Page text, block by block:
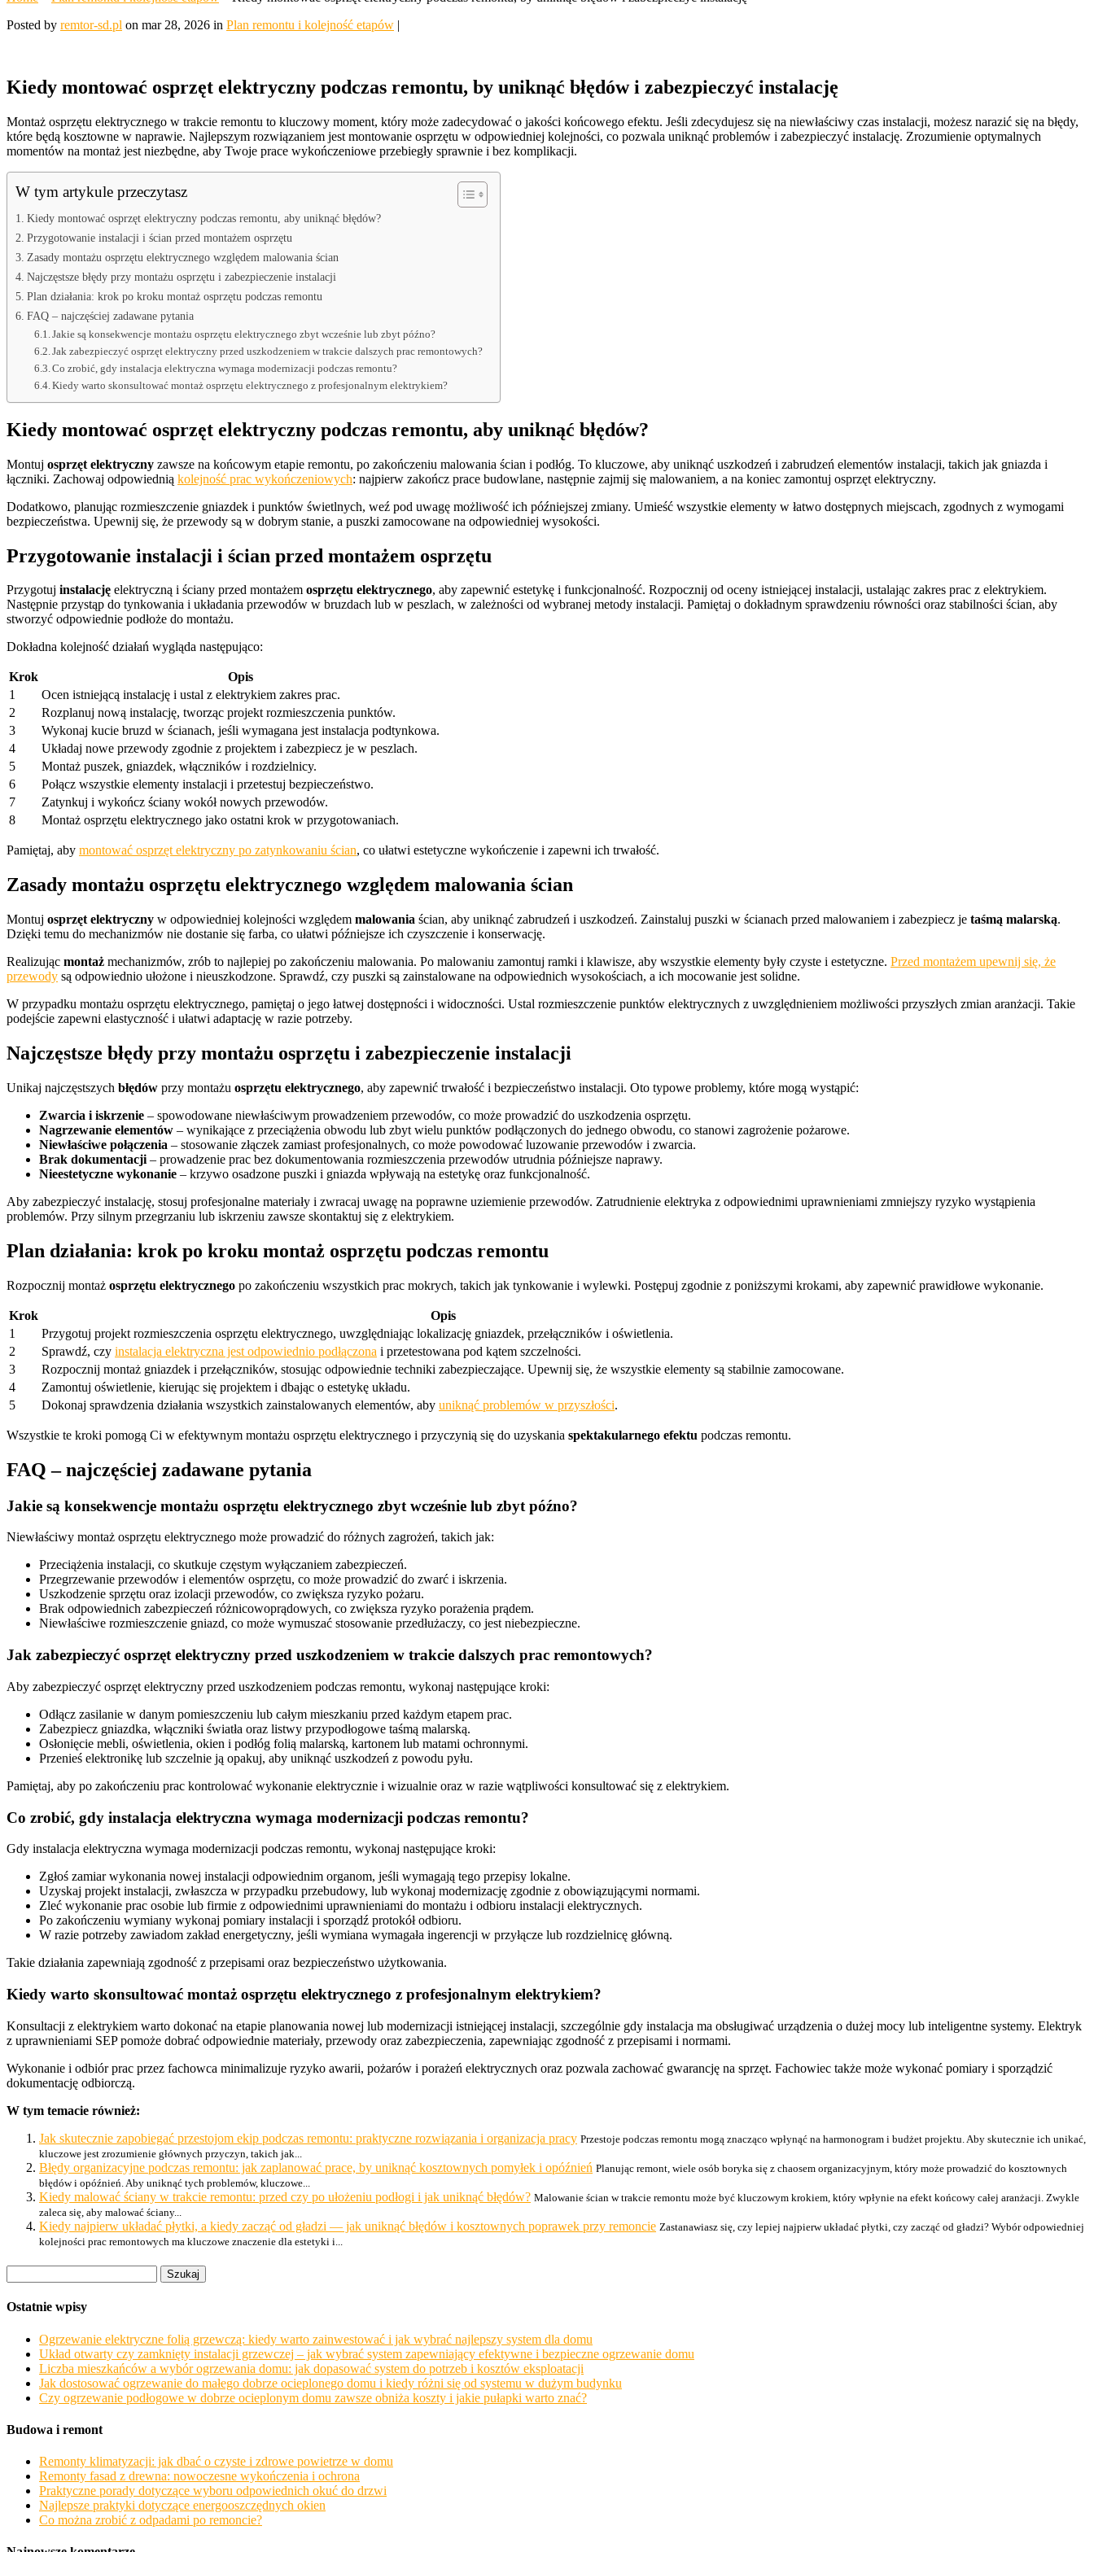
Posted by remtor-sd.pl on mar 28, 2026 in Plan remontu i kolejność etapów |
Kiedy montować osprzęt elektryczny podczas remontu, by uniknąć błędów i zabezpieczyć instalację
Montaż osprzętu elektrycznego w trakcie remontu to kluczowy moment, który może zadecydować o jakości końcowego efektu. Jeśli zdecydujesz się na niewłaściwy czas instalacji, możesz narazić się na błędy,
które będą kosztowne w naprawie. Najlepszym rozwiązaniem jest montowanie osprzętu w odpowiedniej kolejności, co pozwala uniknąć problemów i zabezpieczyć instalację. Zrozumienie optymalnych
momentów na montaż jest niezbędne, aby Twoje prace wykończeniowe przebiegły sprawnie i bez komplikacji.
W tym artykule przeczytasz
Kiedy montować osprzęt elektryczny podczas remontu, aby uniknąć błędów?
Przygotowanie instalacji i ścian przed montażem osprzętu
Zasady montażu osprzętu elektrycznego względem malowania ścian
Najczęstsze błędy przy montażu osprzętu i zabezpieczenie instalacji
Plan działania: krok po kroku montaż osprzętu podczas remontu
FAQ – najczęściej zadawane pytania
Jakie są konsekwencje montażu osprzętu elektrycznego zbyt wcześnie lub zbyt późno?
Jak zabezpieczyć osprzęt elektryczny przed uszkodzeniem w trakcie dalszych prac remontowych?
Co zrobić, gdy instalacja elektryczna wymaga modernizacji podczas remontu?
Kiedy warto skonsultować montaż osprzętu elektrycznego z profesjonalnym elektrykiem?
Kiedy montować osprzęt elektryczny podczas remontu, aby uniknąć błędów?
Montuj osprzęt elektryczny zawsze na końcowym etapie remontu, po zakończeniu malowania ścian i podłóg. To kluczowe, aby uniknąć uszkodzeń i zabrudzeń elementów instalacji, takich jak gniazda i
łączniki. Zachowaj odpowiednią kolejność prac wykończeniowych: najpierw zakończ prace budowlane, następnie zajmij się malowaniem, a na koniec zamontuj osprzęt elektryczny.
Dodatkowo, planując rozmieszczenie gniazdek i punktów świetlnych, weź pod uwagę możliwość ich późniejszej zmiany. Umieść wszystkie elementy w łatwo dostępnych miejscach, zgodnych z wymogami
bezpieczeństwa. Upewnij się, że przewody są w dobrym stanie, a puszki zamocowane na odpowiedniej wysokości.
Przygotowanie instalacji i ścian przed montażem osprzętu
Przygotuj instalację elektryczną i ściany przed montażem osprzętu elektrycznego, aby zapewnić estetykę i funkcjonalność. Rozpocznij od oceny istniejącej instalacji, ustalając zakres prac z elektrykiem.
Następnie przystąp do tynkowania i układania przewodów w bruzdach lub w peszlach, w zależności od wybranej metody instalacji. Pamiętaj o dokładnym sprawdzeniu równości oraz stabilności ścian, aby
stworzyć odpowiednie podłoże do montażu.
Dokładna kolejność działań wygląda następująco:
Krok
Opis
1
Ocen istniejącą instalację i ustal z elektrykiem zakres prac.
2
Rozplanuj nową instalację, tworząc projekt rozmieszczenia punktów.
3
Wykonaj kucie bruzd w ścianach, jeśli wymagana jest instalacja podtynkowa.
4
Układaj nowe przewody zgodnie z projektem i zabezpiecz je w peszlach.
5
Montaż puszek, gniazdek, włączników i rozdzielnicy.
6
Połącz wszystkie elementy instalacji i przetestuj bezpieczeństwo.
7
Zatynkuj i wykończ ściany wokół nowych przewodów.
8
Montaż osprzętu elektrycznego jako ostatni krok w przygotowaniach.
Pamiętaj, aby montować osprzęt elektryczny po zatynkowaniu ścian, co ułatwi estetyczne wykończenie i zapewni ich trwałość.
Zasady montażu osprzętu elektrycznego względem malowania ścian
Montuj osprzęt elektryczny w odpowiedniej kolejności względem malowania ścian, aby uniknąć zabrudzeń i uszkodzeń. Zainstaluj puszki w ścianach przed malowaniem i zabezpiecz je taśmą malarską.
Dzięki temu do mechanizmów nie dostanie się farba, co ułatwi późniejsze ich czyszczenie i konserwację.
Realizując montaż mechanizmów, zrób to najlepiej po zakończeniu malowania. Po malowaniu zamontuj ramki i klawisze, aby wszystkie elementy były czyste i estetyczne. Przed montażem upewnij się, że
przewody są odpowiednio ułożone i nieuszkodzone. Sprawdź, czy puszki są zainstalowane na odpowiednich wysokościach, a ich mocowanie jest solidne.
W przypadku montażu osprzętu elektrycznego, pamiętaj o jego łatwej dostępności i widoczności. Ustal rozmieszczenie punktów elektrycznych z uwzględnieniem możliwości przyszłych zmian aranżacji. Takie
podejście zapewni elastyczność i ułatwi adaptację w razie potrzeby.
Najczęstsze błędy przy montażu osprzętu i zabezpieczenie instalacji
Unikaj najczęstszych błędów przy montażu osprzętu elektrycznego, aby zapewnić trwałość i bezpieczeństwo instalacji. Oto typowe problemy, które mogą wystąpić:
Zwarcia i iskrzenie – spowodowane niewłaściwym prowadzeniem przewodów, co może prowadzić do uszkodzenia osprzętu.
Nagrzewanie elementów – wynikające z przeciążenia obwodu lub zbyt wielu punktów podłączonych do jednego obwodu, co stanowi zagrożenie pożarowe.
Niewłaściwe połączenia – stosowanie złączek zamiast profesjonalnych, co może powodować luzowanie przewodów i zwarcia.
Brak dokumentacji – prowadzenie prac bez dokumentowania rozmieszczenia przewodów utrudnia późniejsze naprawy.
Nieestetyczne wykonanie – krzywo osadzone puszki i gniazda wpływają na estetykę oraz funkcjonalność.
Aby zabezpieczyć instalację, stosuj profesjonalne materiały i zwracaj uwagę na poprawne uziemienie przewodów. Zatrudnienie elektryka z odpowiednimi uprawnieniami zmniejszy ryzyko wystąpienia
problemów. Przy silnym przegrzaniu lub iskrzeniu zawsze skontaktuj się z elektrykiem.
Plan działania: krok po kroku montaż osprzętu podczas remontu
Rozpocznij montaż osprzętu elektrycznego po zakończeniu wszystkich prac mokrych, takich jak tynkowanie i wylewki. Postępuj zgodnie z poniższymi krokami, aby zapewnić prawidłowe wykonanie.
Krok
Opis
1
Przygotuj projekt rozmieszczenia osprzętu elektrycznego, uwzględniając lokalizację gniazdek, przełączników i oświetlenia.
2
Sprawdź, czy instalacja elektryczna jest odpowiednio podłączona i przetestowana pod kątem szczelności.
3
Rozpocznij montaż gniazdek i przełączników, stosując odpowiednie techniki zabezpieczające. Upewnij się, że wszystkie elementy są stabilnie zamocowane.
4
Zamontuj oświetlenie, kierując się projektem i dbając o estetykę układu.
5
Dokonaj sprawdzenia działania wszystkich zainstalowanych elementów, aby uniknąć problemów w przyszłości.
Wszystkie te kroki pomogą Ci w efektywnym montażu osprzętu elektrycznego i przyczynią się do uzyskania spektakularnego efektu podczas remontu.
FAQ – najczęściej zadawane pytania
Jakie są konsekwencje montażu osprzętu elektrycznego zbyt wcześnie lub zbyt późno?
Niewłaściwy montaż osprzętu elektrycznego może prowadzić do różnych zagrożeń, takich jak:
Przeciążenia instalacji, co skutkuje częstym wyłączaniem zabezpieczeń.
Przegrzewanie przewodów i elementów osprzętu, co może prowadzić do zwarć i iskrzenia.
Uszkodzenie sprzętu oraz izolacji przewodów, co zwiększa ryzyko pożaru.
Brak odpowiednich zabezpieczeń różnicowoprądowych, co zwiększa ryzyko porażenia prądem.
Niewłaściwe rozmieszczenie gniazd, co może wymuszać stosowanie przedłużaczy, co jest niebezpieczne.
Jak zabezpieczyć osprzęt elektryczny przed uszkodzeniem w trakcie dalszych prac remontowych?
Aby zabezpieczyć osprzęt elektryczny przed uszkodzeniem podczas remontu, wykonaj następujące kroki:
Odłącz zasilanie w danym pomieszczeniu lub całym mieszkaniu przed każdym etapem prac.
Zabezpiecz gniazdka, włączniki światła oraz listwy przypodłogowe taśmą malarską.
Osłonięcie mebli, oświetlenia, okien i podłóg folią malarską, kartonem lub matami ochronnymi.
Przenieś elektronikę lub szczelnie ją opakuj, aby uniknąć uszkodzeń z powodu pyłu.
Pamiętaj, aby po zakończeniu prac kontrolować wykonanie elektrycznie i wizualnie oraz w razie wątpliwości konsultować się z elektrykiem.
Co zrobić, gdy instalacja elektryczna wymaga modernizacji podczas remontu?
Gdy instalacja elektryczna wymaga modernizacji podczas remontu, wykonaj następujące kroki:
Zgłoś zamiar wykonania nowej instalacji odpowiednim organom, jeśli wymagają tego przepisy lokalne.
Uzyskaj projekt instalacji, zwłaszcza w przypadku przebudowy, lub wykonaj modernizację zgodnie z obowiązującymi normami.
Zleć wykonanie prac osobie lub firmie z odpowiednimi uprawnieniami do montażu i odbioru instalacji elektrycznych.
Po zakończeniu wymiany wykonaj pomiary instalacji i sporządź protokół odbioru.
W razie potrzeby zawiadom zakład energetyczny, jeśli wymiana wymagała ingerencji w przyłącze lub rozdzielnicę główną.
Takie działania zapewniają zgodność z przepisami oraz bezpieczeństwo użytkowania.
Kiedy warto skonsultować montaż osprzętu elektrycznego z profesjonalnym elektrykiem?
Konsultacji z elektrykiem warto dokonać na etapie planowania nowej lub modernizacji istniejącej instalacji, szczególnie gdy instalacja ma obsługiwać urządzenia o dużej mocy lub inteligentne systemy. Elektryk
z uprawnieniami SEP pomoże dobrać odpowiednie materiały, przewody oraz zabezpieczenia, zapewniając zgodność z przepisami i normami.
Wykonanie i odbiór prac przez fachowca minimalizuje ryzyko awarii, pożarów i porażeń elektrycznych oraz pozwala zachować gwarancję na sprzęt. Fachowiec także może wykonać pomiary i sporządzić
dokumentację odbiorczą.
W tym temacie również:
Jak skutecznie zapobiegać przestojom ekip podczas remontu: praktyczne rozwiązania i organizacja pracy Przestoje podczas remontu mogą znacząco wpłynąć na harmonogram i budżet projektu. Aby skutecznie ich unikać,
kluczowe jest zrozumienie głównych przyczyn, takich jak...
Błędy organizacyjne podczas remontu: jak zaplanować prace, by uniknąć kosztownych pomyłek i opóźnień Planując remont, wiele osób boryka się z chaosem organizacyjnym, który może prowadzić do kosztownych
błędów i opóźnień. Aby uniknąć tych problemów, kluczowe...
Kiedy malować ściany w trakcie remontu: przed czy po ułożeniu podłogi i jak uniknąć błędów? Malowanie ścian w trakcie remontu może być kluczowym krokiem, który wpłynie na efekt końcowy całej aranżacji. Zwykle
zaleca się, aby malować ściany...
Kiedy najpierw układać płytki, a kiedy zacząć od gładzi — jak uniknąć błędów i kosztownych poprawek przy remoncie Zastanawiasz się, czy lepiej najpierw układać płytki, czy zacząć od gładzi? Wybór odpowiedniej
kolejności prac remontowych ma kluczowe znaczenie dla estetyki i...
Ostatnie wpisy
Ogrzewanie elektryczne folią grzewczą: kiedy warto zainwestować i jak wybrać najlepszy system dla domu
Układ otwarty czy zamknięty instalacji grzewczej – jak wybrać system zapewniający efektywne i bezpieczne ogrzewanie domu
Liczba mieszkańców a wybór ogrzewania domu: jak dopasować system do potrzeb i kosztów eksploatacji
Jak dostosować ogrzewanie do małego dobrze ocieplonego domu i kiedy różni się od systemu w dużym budynku
Czy ogrzewanie podłogowe w dobrze ocieplonym domu zawsze obniża koszty i jakie pułapki warto znać?
Budowa i remont
Remonty klimatyzacji: jak dbać o czyste i zdrowe powietrze w domu
Remonty fasad z drewna: nowoczesne wykończenia i ochrona
Praktyczne porady dotyczące wyboru odpowiednich okuć do drzwi
Najlepsze praktyki dotyczące energooszczędnych okien
Co można zrobić z odpadami po remoncie?